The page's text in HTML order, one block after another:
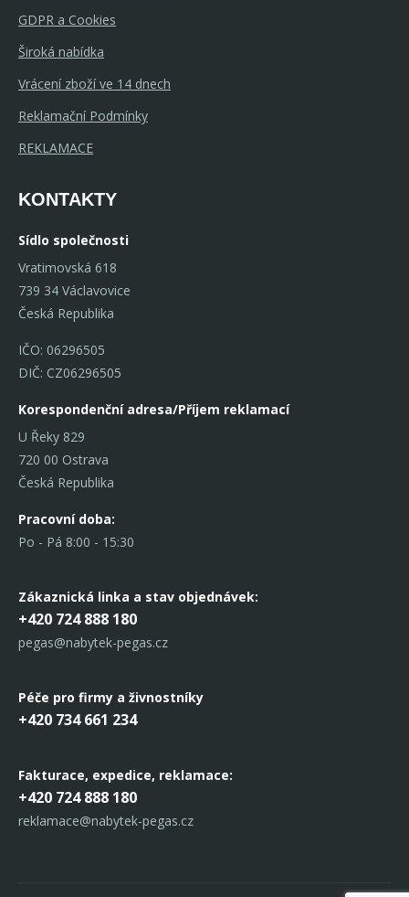
GDPR a Cookies
Široká nabídka
Vrácení zboží ve 14 dnech
Reklamační Podmínky
REKLAMACE
KONTAKTY
Sídlo společnosti
Vratimovská 618
739 34 Václavovice
Česká Republika
IČO: 06296505
DIČ: CZ06296505
Korespondenční adresa/Příjem reklamací
U Řeky 829
720 00 Ostrava
Česká Republika
Pracovní doba:
Po - Pá 8:00 - 15:30
Zákaznická linka a stav objednávek:
+420 724 888 180
pegas@nabytek-pegas.cz
Péče pro firmy a živnostníky
+420 734 661 234
Fakturace, expedice, reklamace:
+420 724 888 180
reklamace@nabytek-pegas.cz